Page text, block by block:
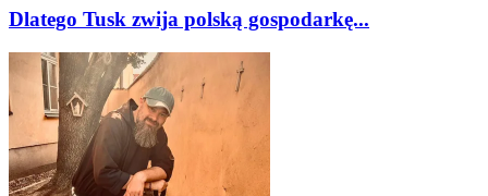
Dlatego Tusk zwija polską gospodarkę...